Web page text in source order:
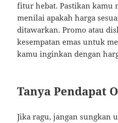
fitur hebat. Pastikan kamu
menilai apakah harga
ditawarkan. Promo atau
kesempatan emas untuk
kamu inginkan dengan
Tanya Pendapat
Jika ragu, jangan sungkan